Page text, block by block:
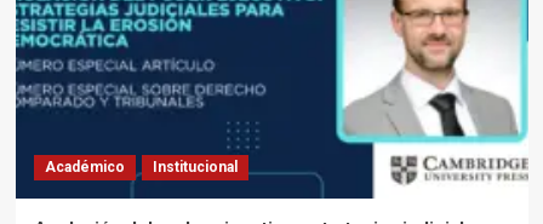
Académico Institucional